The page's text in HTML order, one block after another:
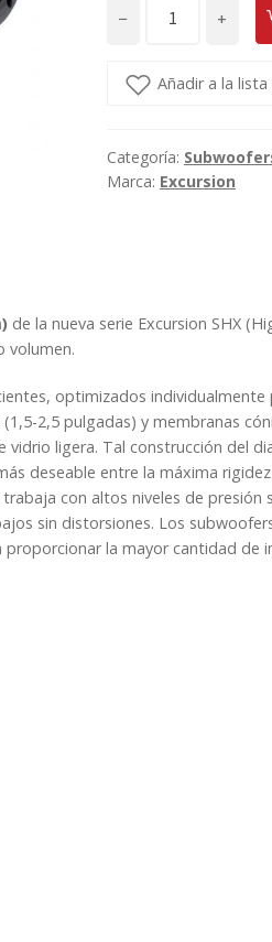
−
Subwoofer
8S4
cantidad
+
Añadir a la
Categoría:
Marca: Excursion
de la nueva serie Excursion SHX
volumen.
optimizados
2,5 pulgadas) y membranas
ligera. Tal construcción del
deseable entre la máxima
con altos niveles de presión
sin distorsiones. Los
la mayor cantidad de